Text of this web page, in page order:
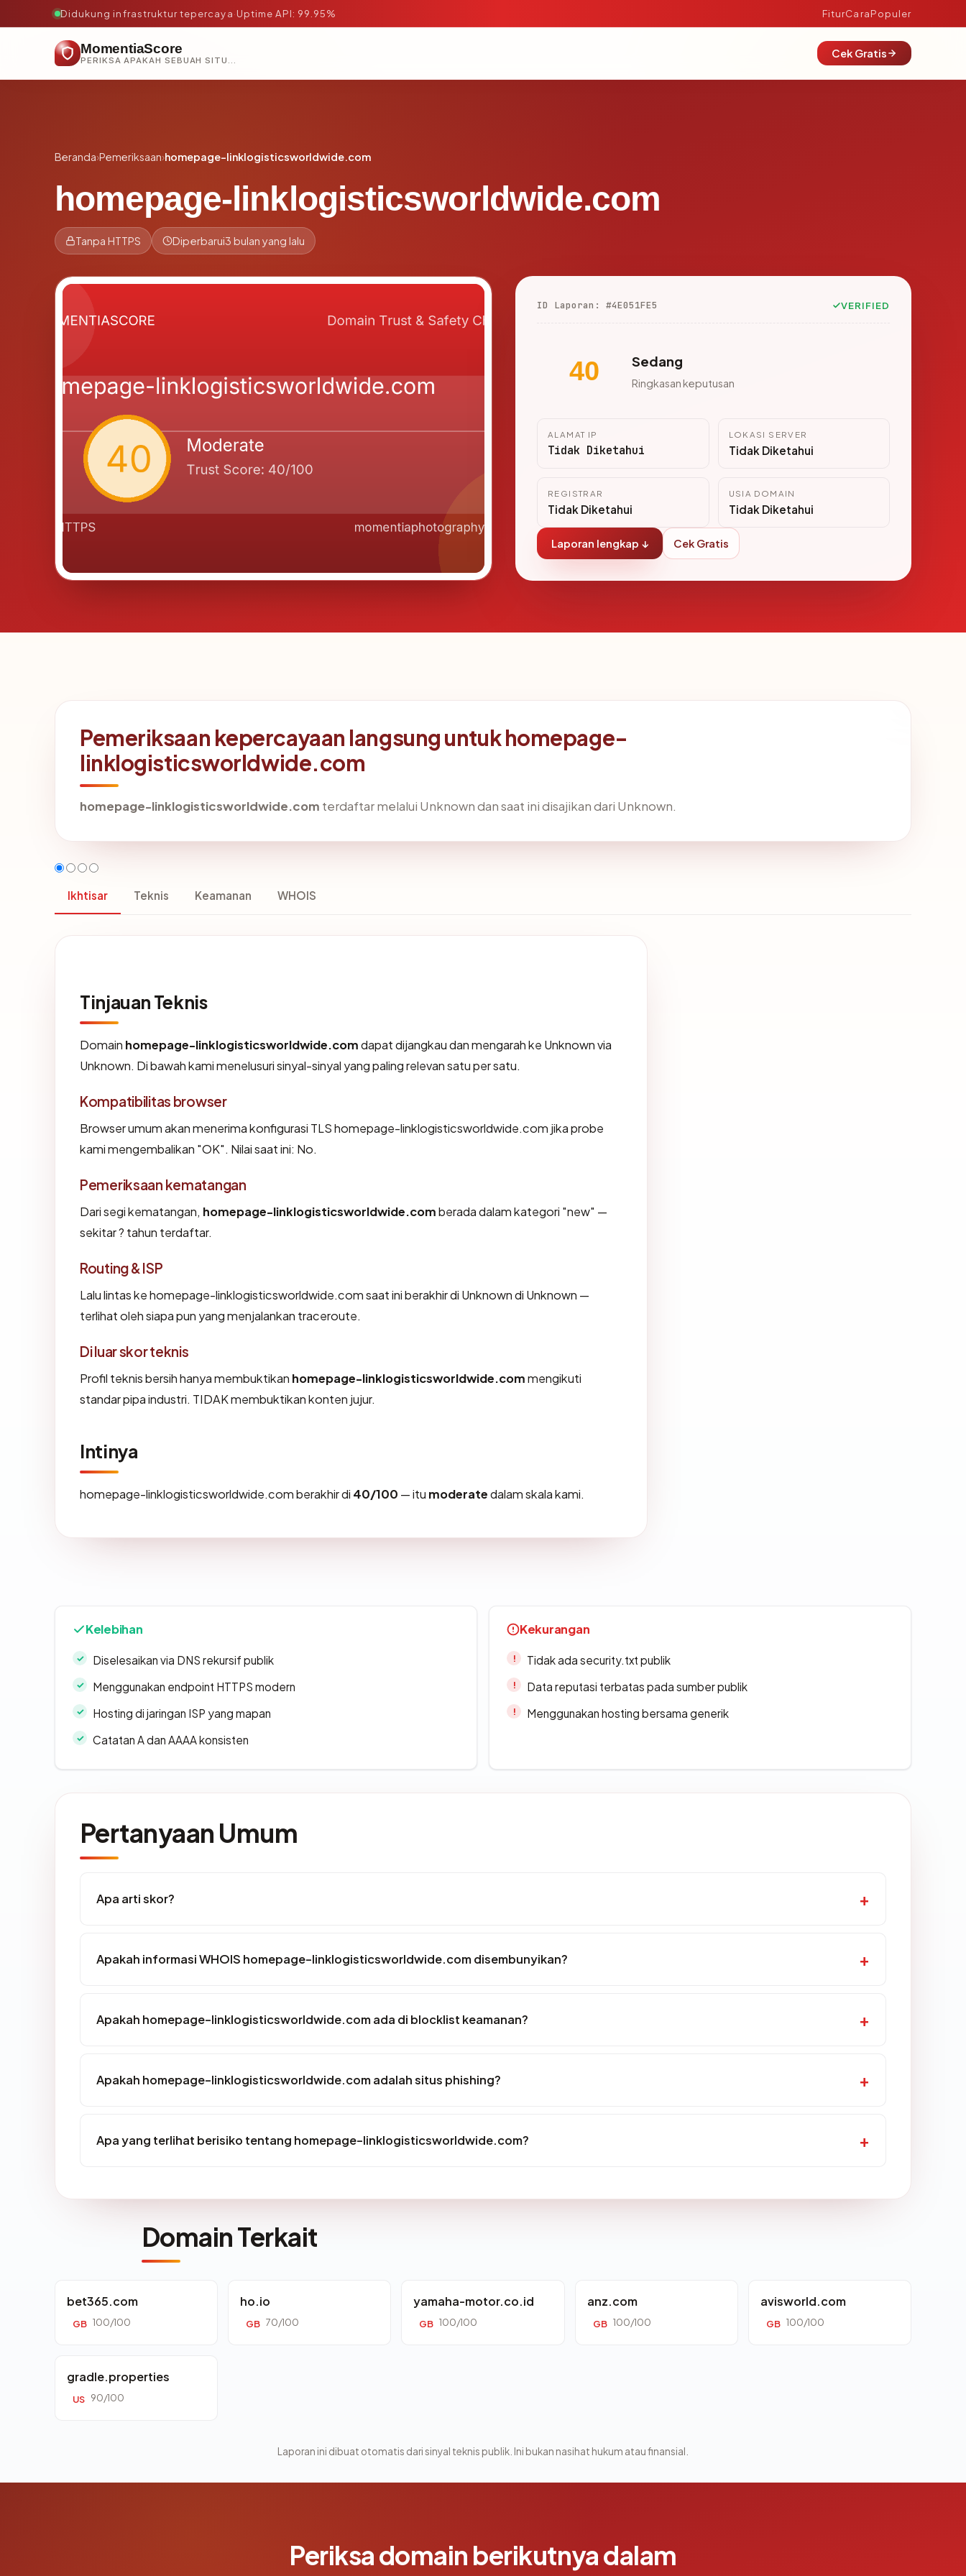
Didukung infrastruktur tepercaya·Uptime API: 99.95% FiturCaraPopuler
MomentiaScore
PERIKSA APAKAH SEBUAH SITUS AMAN, TEPERCAYA, DAN TERVERIFIKASI DALAM HITUNGAN DETIK.
Cek Gratis
Beranda›Pemeriksaan›homepage-linklogisticsworldwide.com
homepage-linklogisticsworldwide.com
Tanpa HTTPS Diperbarui3 bulan yang lalu
ID Laporan: #4E051FE5 VERIFIED
40 Sedang
Ringkasan keputusan
ALAMAT IP
Tidak Diketahui
LOKASI SERVER
Tidak Diketahui
REGISTRAR
Tidak Diketahui
USIA DOMAIN
Tidak Diketahui
Laporan lengkap ↓ Cek Gratis
Pemeriksaan kepercayaan langsung untuk homepage-
linklogisticsworldwide.com
homepage-linklogisticsworldwide.com terdaftar melalui Unknown dan saat ini disajikan dari Unknown.
Ikhtisar Teknis Keamanan WHOIS
Tinjauan Teknis
Domain homepage-linklogisticsworldwide.comdapat dijangkau dan mengarah ke Unknown via
Unknown. Di bawah kami menelusuri sinyal-sinyal yang paling relevan satu per satu.
Kompatibilitas browser
Browser umum akan menerima konfigurasi TLS homepage-linklogisticsworldwide.com jika probe
kami mengembalikan "OK". Nilai saat ini: No.
Pemeriksaan kematangan
Dari segi kematangan, homepage-linklogisticsworldwide.comberada dalam kategori "new" —
sekitar ? tahun terdaftar.
Routing & ISP
Lalu lintas ke homepage-linklogisticsworldwide.com saat ini berakhir di Unknown di Unknown —
terlihat oleh siapa pun yang menjalankan traceroute.
Di luar skor teknis
Profil teknis bersih hanya membuktikan homepage-linklogisticsworldwide.commengikuti
standar pipa industri. TIDAK membuktikan konten jujur.
Intinya
homepage-linklogisticsworldwide.com berakhir di 40/100 — itu moderatedalam skala kami.
Kelebihan
Diselesaikan via DNS rekursif publik
Menggunakan endpoint HTTPS modern
Hosting di jaringan ISP yang mapan
Catatan A dan AAAA konsisten
Kekurangan
Tidak ada security.txt publik
Data reputasi terbatas pada sumber publik
Menggunakan hosting bersama generik
Pertanyaan Umum
Apa arti skor?
Apakah informasi WHOIS homepage-linklogisticsworldwide.com disembunyikan?
Apakah homepage-linklogisticsworldwide.com ada di blocklist keamanan?
Apakah homepage-linklogisticsworldwide.com adalah situs phishing?
Apa yang terlihat berisiko tentang homepage-linklogisticsworldwide.com?
Domain Terkait
bet365.com
GB 100/100
ho.io
GB 70/100
yamaha-motor.co.id
GB 100/100
anz.com
GB 100/100
avisworld.com
GB 100/100
gradle.properties
US 90/100
Laporan ini dibuat otomatis dari sinyal teknis publik. Ini bukan nasihat hukum atau finansial.
Periksa domain berikutnya dalam